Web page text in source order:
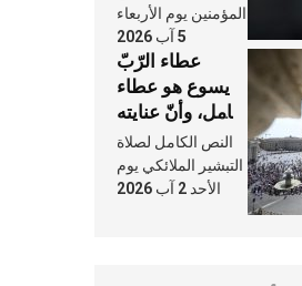
الكنيسة
المؤمنين يوم الأربعاء
5 آب 2026
عطاء الرّبّ
يسوع هو عطاء
شامل، وأنّ عنايته
بنا لا تغيب عنّا
أبدًا
النص الكامل لصلاة
التبشير الملائكي يوم
الأحد 2 آب 2026